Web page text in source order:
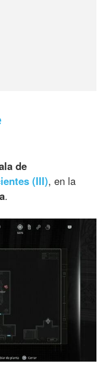
de
(III), en la
.